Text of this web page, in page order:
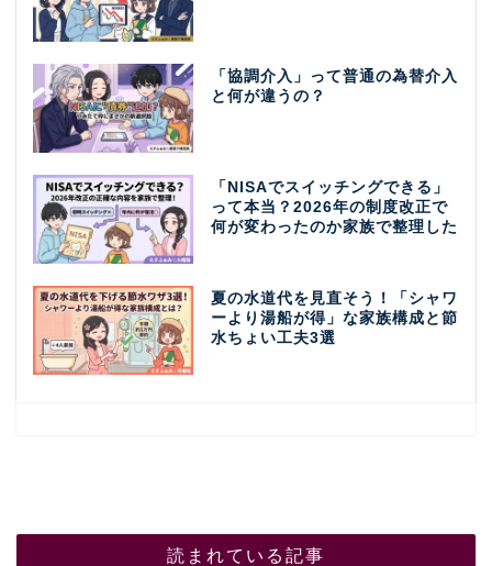
「協調介入」って普通の為替介入
と何が違うの？
「NISAでスイッチングできる」
って本当？2026年の制度改正で
何が変わったのか家族で整理した
夏の水道代を見直そう！「シャワ
ーより湯船が得」な家族構成と節
水ちょい工夫3選
読まれている記事